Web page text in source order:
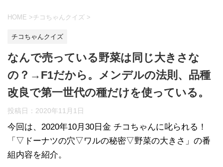
HOME >チコちゃんクイズ >
チコちゃんクイズ
なんで売っている野菜は同じ大きさな
の？→F1だから。メンデルの法則、品種
改良で第一世代の種だけを使っている。
投稿日： 2020年11月1日
今回は、2020年10月30日金 チコちゃんに叱られる！
「▽ドーナツの穴▽ワルの秘密▽野菜の大きさ」の番
組内容を紹介。